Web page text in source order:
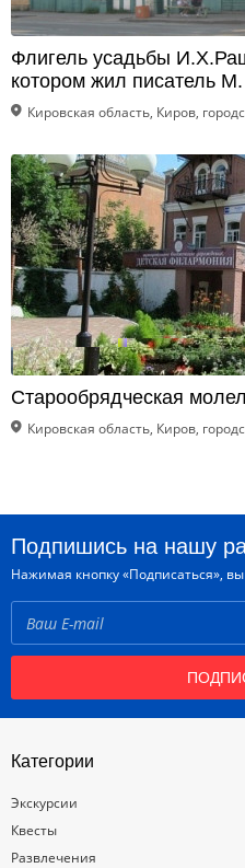
Флигель усадьбы
котором жил писатель
Кировская область, Киров,
Старообрядческая
Кировская область, Киров,
Подпишись на нашу
Нажимая кнопку «Подписаться»,
Категории
Экскурсии
Квесты
Развлечения